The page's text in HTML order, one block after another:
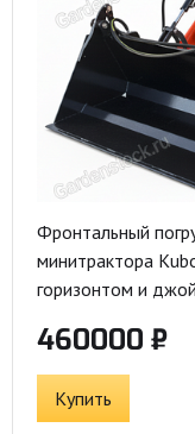
Фронтальный
минитрактора
горизонтом и
460000 ₽
Купить